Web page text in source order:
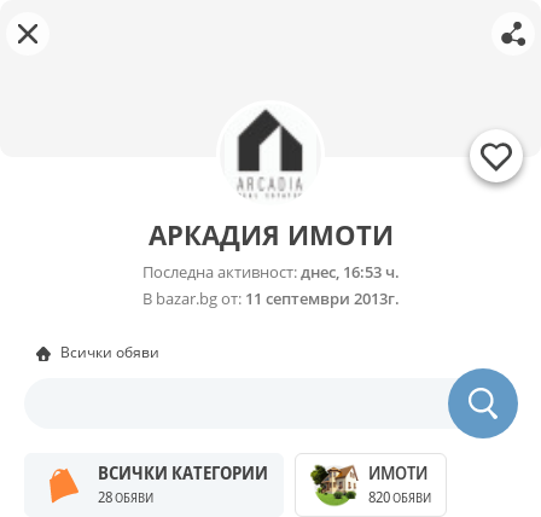
АРКАДИЯ ИМОТИ
Последна активност:днес, 16:53 ч.
В bazar.bg от:11 септември 2013г.
Всички обяви
ВСИЧКИ КАТЕГОРИИ
28ОБЯВИ
ИМОТИ
820ОБЯВИ